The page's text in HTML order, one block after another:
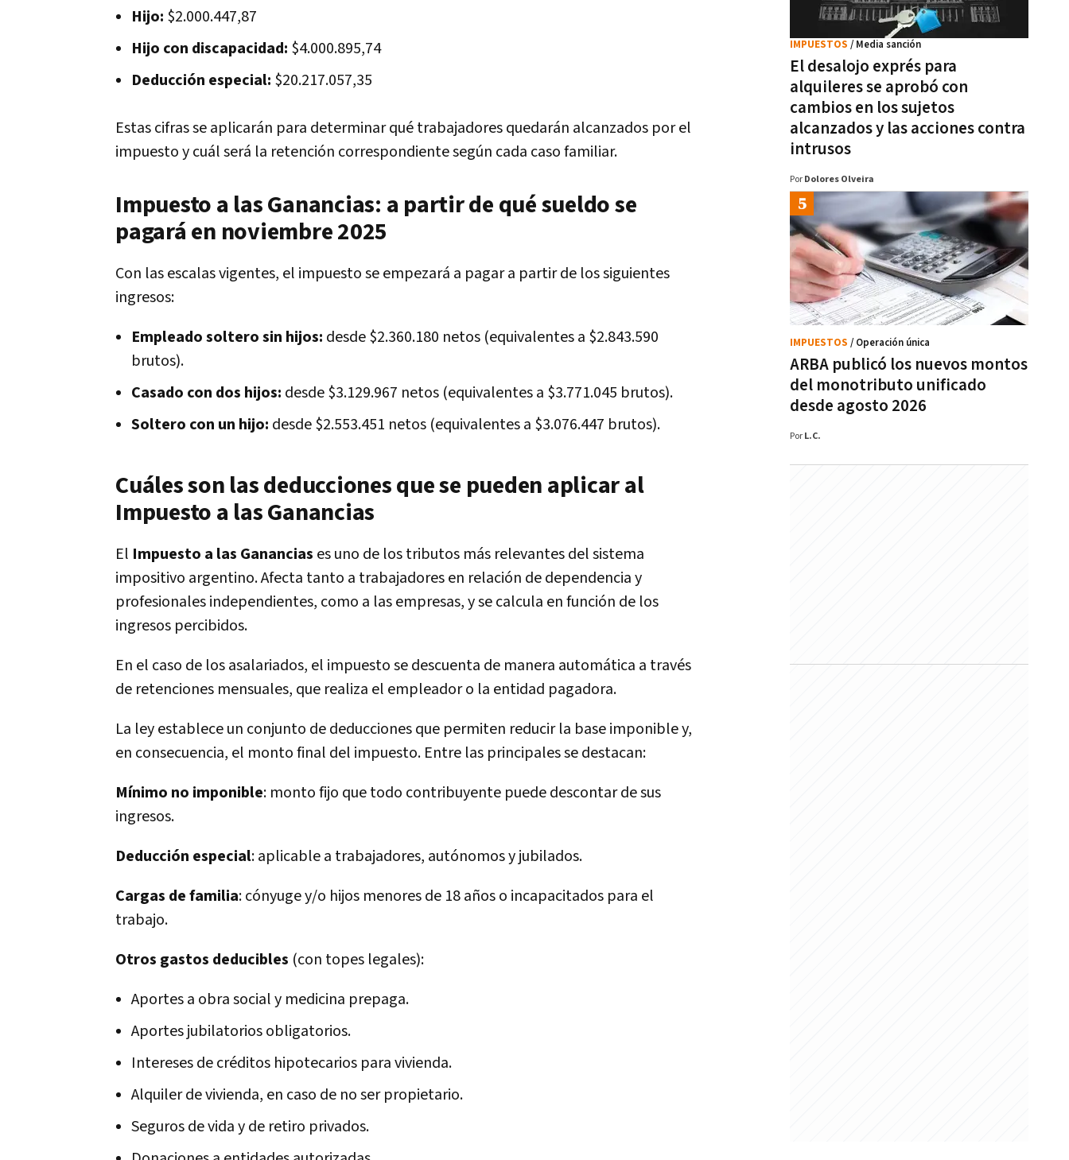
Hijo: $2.000.447,87
Hijo con discapacidad: $4.000.895,74
Deducción especial: $20.217.057,35
Estas cifras se aplicarán para determinar qué trabajadores quedarán alcanzados por el
impuesto y cuál será la retención correspondiente según cada caso familiar.
Impuesto a las Ganancias: a partir de qué sueldo se
pagará en noviembre 2025
Con las escalas vigentes, el impuesto se empezará a pagar a partir de los siguientes
ingresos:
Empleado soltero sin hijos: desde $2.360.180 netos (equivalentes a $2.843.590
brutos).
Casado con dos hijos: desde $3.129.967 netos (equivalentes a $3.771.045 brutos).
Soltero con un hijo: desde $2.553.451 netos (equivalentes a $3.076.447 brutos).
Cuáles son las deducciones que se pueden aplicar al
Impuesto a las Ganancias
El Impuesto a las Ganancias es uno de los tributos más relevantes del sistema
impositivo argentino. Afecta tanto a trabajadores en relación de dependencia y
profesionales independientes, como a las empresas, y se calcula en función de los
ingresos percibidos.
En el caso de los asalariados, el impuesto se descuenta de manera automática a través
de retenciones mensuales, que realiza el empleador o la entidad pagadora.
La ley establece un conjunto de deducciones que permiten reducir la base imponible y,
en consecuencia, el monto final del impuesto. Entre las principales se destacan:
Mínimo no imponible: monto fijo que todo contribuyente puede descontar de sus
ingresos.
Deducción especial: aplicable a trabajadores, autónomos y jubilados.
Cargas de familia: cónyuge y/o hijos menores de 18 años o incapacitados para el
trabajo.
Otros gastos deducibles (con topes legales):
Aportes a obra social y medicina prepaga.
Aportes jubilatorios obligatorios.
Intereses de créditos hipotecarios para vivienda.
Alquiler de vivienda, en caso de no ser propietario.
Seguros de vida y de retiro privados.
El desalojo exprés para
alquileres se aprobó con
cambios en los sujetos
alcanzados y las acciones contra
intrusos
IMPUESTOS / Media sanción
Por Dolores Olveira
ARBA publicó los nuevos montos
del monotributo unificado
desde agosto 2026
IMPUESTOS / Operación única
Por L.C.